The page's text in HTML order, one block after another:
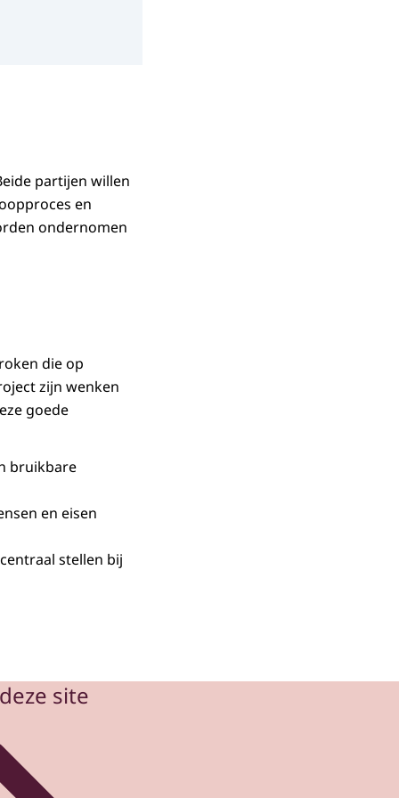
partijen willen
en
ondernomen
die op
zijn wenken
goede
bruikbare
en eisen
stellen bij
site